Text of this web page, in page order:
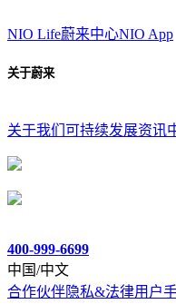
NIO Life蔚来中心NIO App
关于蔚来
关于我们 可持续发展资讯
400-999-6699
中国/中文
合作伙伴隐私&法律用户